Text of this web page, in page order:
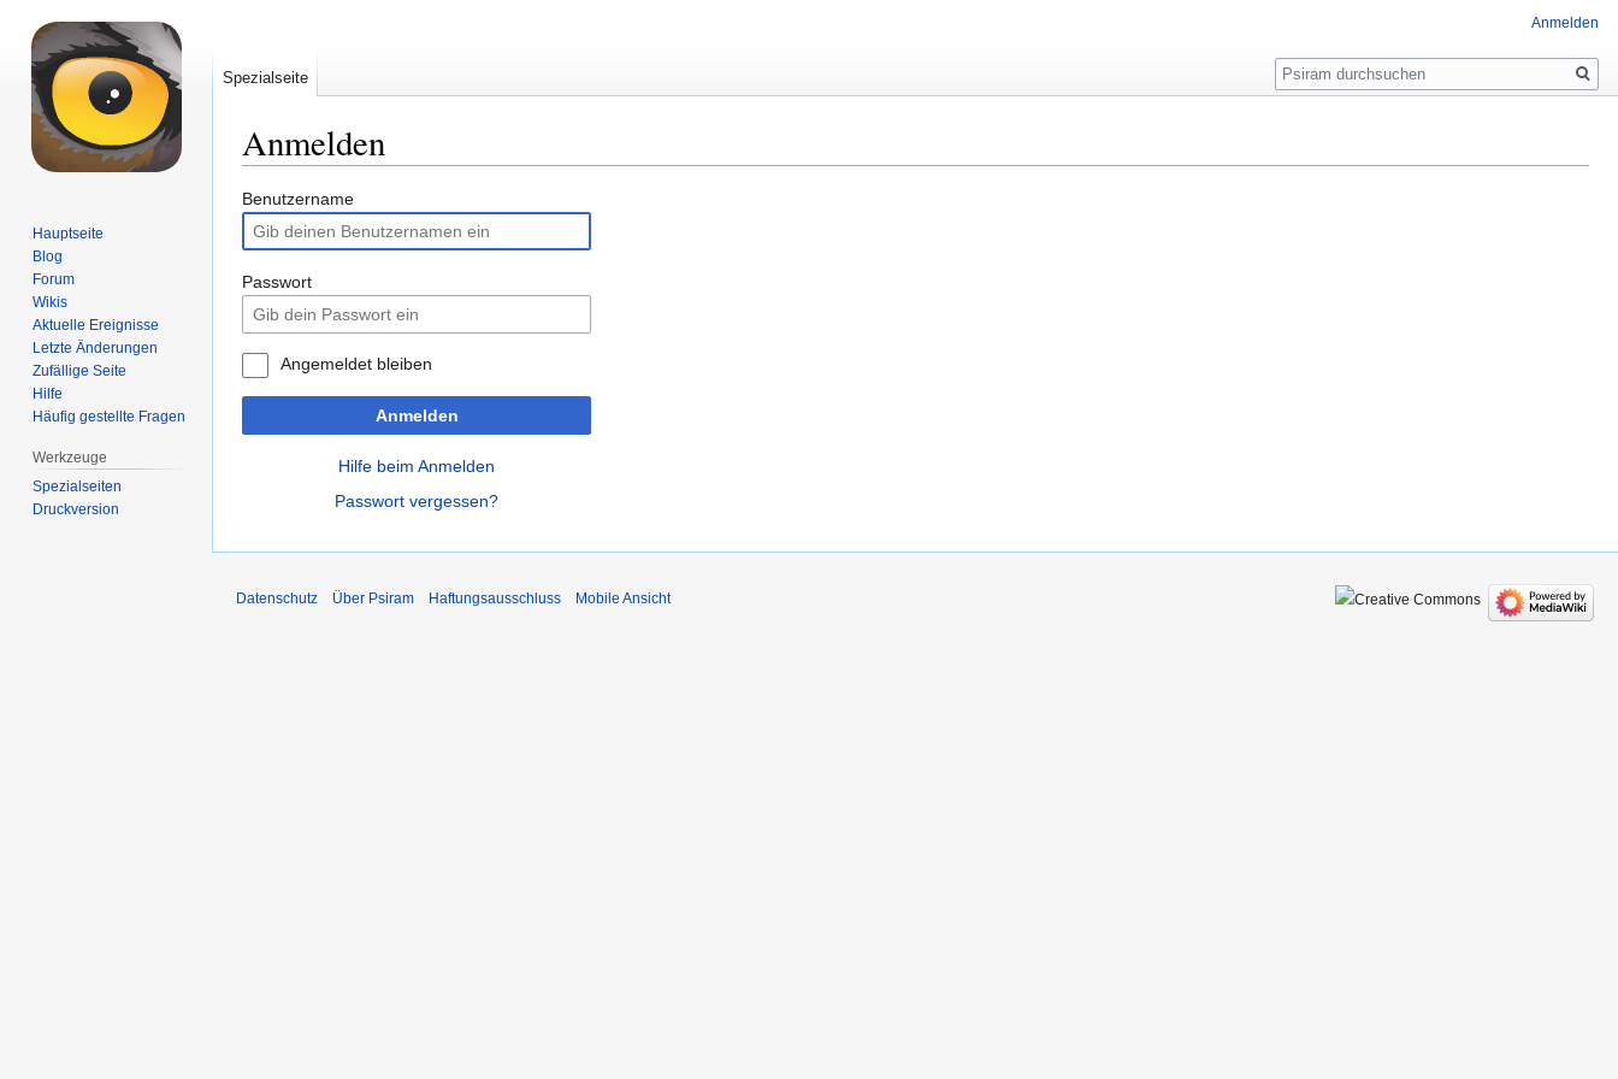
Anmelden
Zur
Navigation
springen
Zur
Suche
springen
Benutzername
Passwort
Angemeldet bleiben
Anmelden
Hilfe beim Anmelden
Passwort vergessen?
Anmelden
Spezialseite
Suche
Hauptseite
Blog
Forum
Wikis
Aktuelle Ereignisse
Letzte Änderungen
Zufällige Seite
Hilfe
Häufig gestellte Fragen
Werkzeuge
Spezialseiten
Druckversion
Datenschutz Über Psiram Haftungsausschluss Mobile Ansicht